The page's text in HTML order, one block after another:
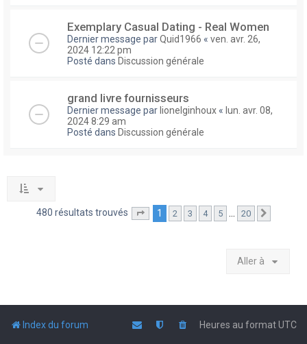
Exemplary Сasual Dating - Real Women
Dernier message parQuid1966 « ven. avr. 26,
2024 12:22 pm
Posté dans Discussion générale
grand livre fournisseurs
Dernier message par lionelginhoux « lun. avr. 08,
2024 8:29 am
Posté dans Discussion générale
480 résultats trouvés Page sur20
1 2 3 4 5 … 20
Aller à
Index du forum Heures au formatUTC